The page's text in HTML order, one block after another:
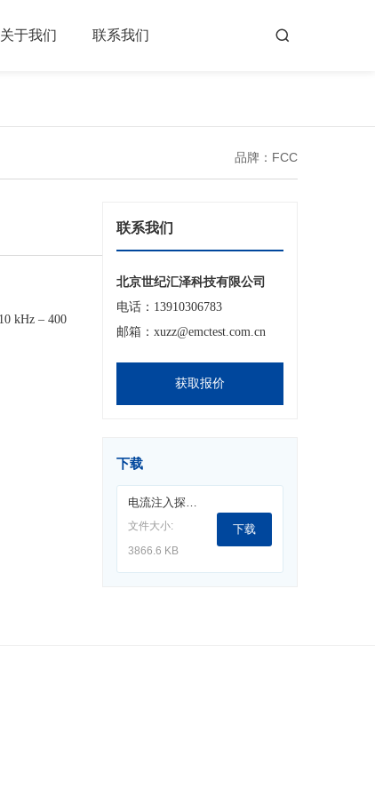
关于我们 联系我们
品牌：FCC
kHz – 400
联系我们
北京世纪汇泽科技有限公司
电话：13910306783
邮箱：xuzz@emctest.com.cn
获取报价
下载
电流注入探头F-120-8F.pdf
文件大小:
3866.6 KB
下载